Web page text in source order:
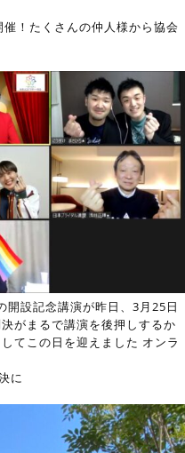
！たくさんの仲人様から協会
開設記念講演が昨日、3月25日
がまるで講演を後押しするか
てこの日を迎えました オンラ
に